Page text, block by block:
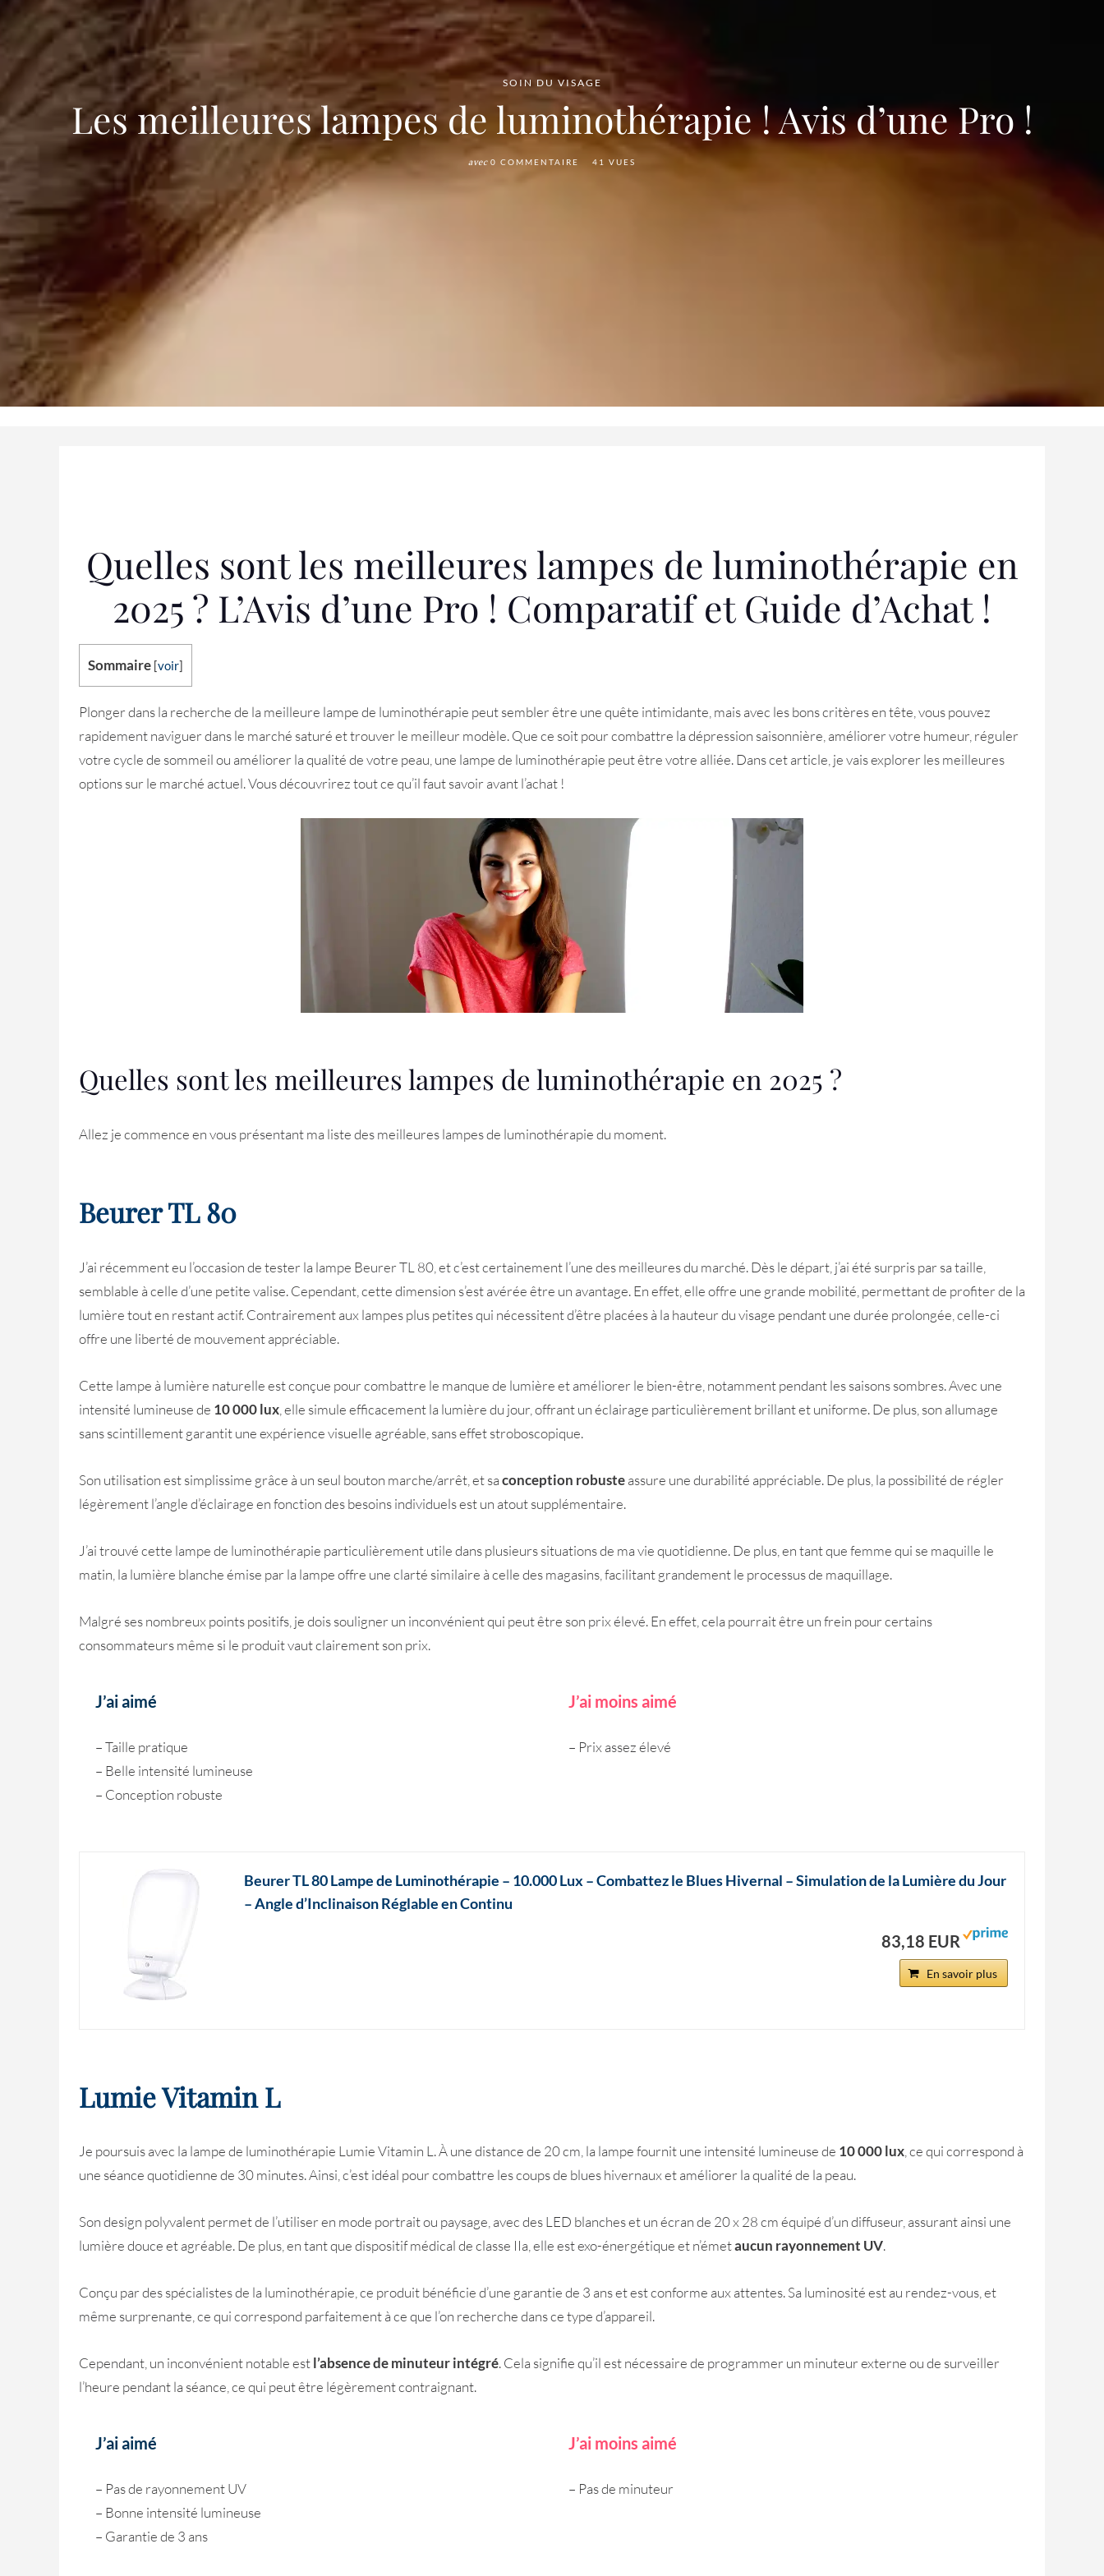
SOIN DU VISAGE
Les meilleures lampes de luminothérapie ! Avis d’une Pro !
avec 0 COMMENTAIRE 41 VUES
Quelles sont les meilleures lampes de luminothérapie en
2025 ? L’Avis d’une Pro ! Comparatif et Guide d’Achat !
Sommaire [voir]
Plonger dans la recherche de la meilleure lampe de luminothérapie peut sembler être une quête intimidante, mais avec les bons critères en tête, vous pouvez
rapidement naviguer dans le marché saturé et trouver le meilleur modèle. Que ce soit pour combattre la dépression saisonnière, améliorer votre humeur, réguler
votre cycle de sommeil ou améliorer la qualité de votre peau, une lampe de luminothérapie peut être votre alliée. Dans cet article, je vais explorer les meilleures
options sur le marché actuel. Vous découvrirez tout ce qu’il faut savoir avant l’achat !
Quelles sont les meilleures lampes de luminothérapie en 2025 ?
Allez je commence en vous présentant ma liste des meilleures lampes de luminothérapie du moment.
Beurer TL 80
J’ai récemment eu l’occasion de tester la lampe Beurer TL 80, et c’est certainement l’une des meilleures du marché. Dès le départ, j’ai été surpris par sa taille,
semblable à celle d’une petite valise. Cependant, cette dimension s’est avérée être un avantage. En effet, elle offre une grande mobilité, permettant de profiter de la
lumière tout en restant actif. Contrairement aux lampes plus petites qui nécessitent d’être placées à la hauteur du visage pendant une durée prolongée, celle-ci
offre une liberté de mouvement appréciable.
Cette lampe à lumière naturelle est conçue pour combattre le manque de lumière et améliorer le bien-être, notamment pendant les saisons sombres. Avec une
intensité lumineuse de 10 000 lux , elle simule efficacement la lumière du jour, offrant un éclairage particulièrement brillant et uniforme. De plus, son allumage
sans scintillement garantit une expérience visuelle agréable, sans effet stroboscopique.
Son utilisation est simplissime grâce à un seul bouton marche/arrêt, et saconception robusteassure une durabilité appréciable. De plus, la possibilité de régler
légèrement l’angle d’éclairage en fonction des besoins individuels est un atout supplémentaire.
J’ai trouvé cette lampe de luminothérapie particulièrement utile dans plusieurs situations de ma vie quotidienne. De plus, en tant que femme qui se maquille le
matin, la lumière blanche émise par la lampe offre une clarté similaire à celle des magasins, facilitant grandement le processus de maquillage.
Malgré ses nombreux points positifs, je dois souligner un inconvénient qui peut être son prix élevé. En effet, cela pourrait être un frein pour certains
consommateurs même si le produit vaut clairement son prix.
J’ai aimé
– Taille pratique
– Belle intensité lumineuse
– Conception robuste
J’ai moins aimé
– Prix assez élevé
Beurer TL 80 Lampe de Luminothérapie – 10.000 Lux – Combattez le Blues Hivernal – Simulation de la Lumière du Jour
– Angle d’Inclinaison Réglable en Continu
83,18 EUR
En savoir plus
Lumie Vitamin L
Je poursuis avec la lampe de luminothérapie Lumie Vitamin L. À une distance de 20 cm, la lampe fournit une intensité lumineuse de 10 000 lux, ce qui correspond à
une séance quotidienne de 30 minutes. Ainsi, c’est idéal pour combattre les coups de blues hivernaux et améliorer la qualité de la peau.
Son design polyvalent permet de l’utiliser en mode portrait ou paysage, avec des LED blanches et un écran de 20 x 28 cm équipé d’un diffuseur, assurant ainsi une
lumière douce et agréable. De plus, en tant que dispositif médical de classe IIa, elle est exo-énergétique et n’émetaucun rayonnement UV.
Conçu par des spécialistes de la luminothérapie, ce produit bénéficie d’une garantie de 3 ans et est conforme aux attentes. Sa luminosité est au rendez-vous, et
même surprenante, ce qui correspond parfaitement à ce que l’on recherche dans ce type d’appareil.
Cependant, un inconvénient notable estl’absence de minuteur intégré. Cela signifie qu’il est nécessaire de programmer un minuteur externe ou de surveiller
l’heure pendant la séance, ce qui peut être légèrement contraignant.
J’ai aimé
– Pas de rayonnement UV
– Bonne intensité lumineuse
– Garantie de 3 ans
J’ai moins aimé
– Pas de minuteur